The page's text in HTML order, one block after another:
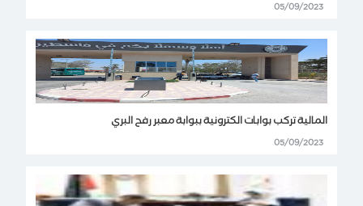
05/09/2023
المالية تركب بوابات الكترونية ببوابة معبر رفح البري
05/09/2023